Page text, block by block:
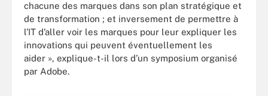
chacune des marques dans son plan stratégique et
de transformation ; et inversement de permettre à
l’IT d’aller voir les marques pour leur expliquer les
innovations qui peuvent éventuellement les
aider », explique-t-il lors d’un symposium organisé
par Adobe.